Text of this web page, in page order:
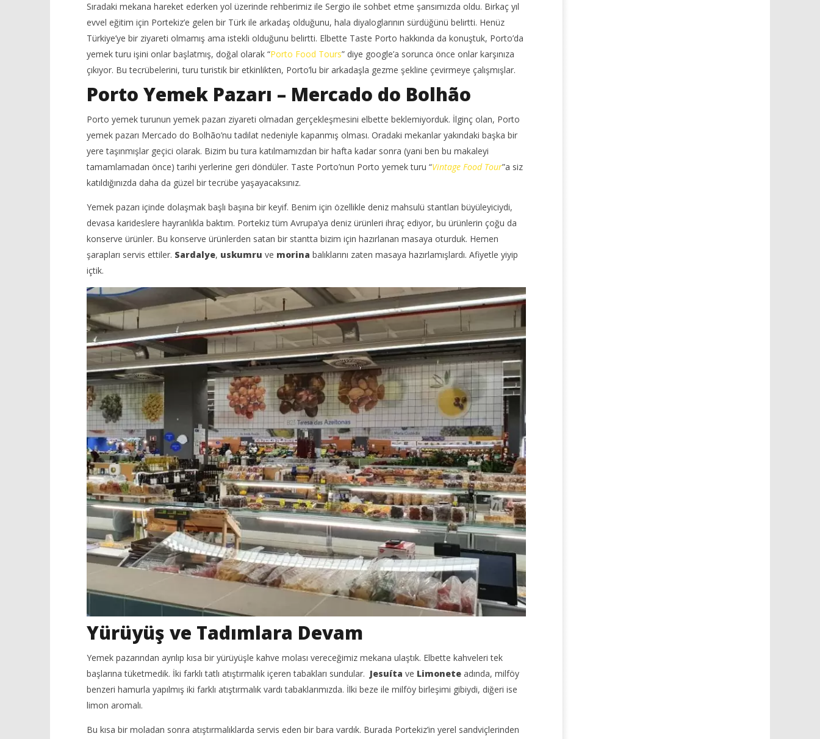
Sıradaki mekana hareket ederken yol üzerinde rehberimiz ile Sergio ile sohbet etme şansımızda oldu. Birkaç yıl
evvel eğitim için Portekiz’e gelen bir Türk ile arkadaş olduğunu, hala diyaloglarının sürdüğünü belirtti. Henüz
Türkiye’ye bir ziyareti olmamış ama istekli olduğunu belirtti. Elbette Taste Porto hakkında da konuştuk, Porto’da
yemek turu işini onlar başlatmış, doğal olarak “Porto Food Tours” diye google’a sorunca önce onlar karşınıza
çıkıyor. Bu tecrübelerini, turu turistik bir etkinlikten, Porto’lu bir arkadaşla gezme şekline çevirmeye çalışmışlar.
Porto Yemek Pazarı – Mercado do Bolhão
Porto yemek turunun yemek pazarı ziyareti olmadan gerçekleşmesini elbette beklemiyorduk. İlginç olan, Porto
yemek pazarı Mercado do Bolhão’nu tadilat nedeniyle kapanmış olması. Oradaki mekanlar yakındaki başka bir
yere taşınmışlar geçici olarak. Bizim bu tura katılmamızdan bir hafta kadar sonra (yani ben bu makaleyi
tamamlamadan önce) tarihi yerlerine geri döndüler. Taste Porto’nun Porto yemek turu “Vintage Food Tour”a siz
katıldığınızda daha da güzel bir tecrübe yaşayacaksınız.
Yemek pazarı içinde dolaşmak başlı başına bir keyif. Benim için özellikle deniz mahsulü stantları büyüleyiciydi,
devasa karideslere hayranlıkla baktım. Portekiz tüm Avrupa’ya deniz ürünleri ihraç ediyor, bu ürünlerin çoğu da
konserve ürünler. Bu konserve ürünlerden satan bir stantta bizim için hazırlanan masaya oturduk. Hemen
şarapları servis ettiler. Sardalye, uskumru ve morina balıklarını zaten masaya hazırlamışlardı. Afiyetle yiyip
içtik.
Yürüyüş ve Tadımlara Devam
Yemek pazarından ayrılıp kısa bir yürüyüşle kahve molası vereceğimiz mekana ulaştık. Elbette kahveleri tek
başlarına tüketmedik. İki farklı tatlı atıştırmalık içeren tabakları sundular. Jesuíta ve Limoneteadında, milföy
benzeri hamurla yapılmış iki farklı atıştırmalık vardı tabaklarımızda. İlki beze ile milföy birleşimi gibiydi, diğeri ise
limon aromalı.
Bu kısa bir moladan sonra atıştırmalıklarda servis eden bir bara vardık. Burada Portekiz’in yerel sandviçlerinden